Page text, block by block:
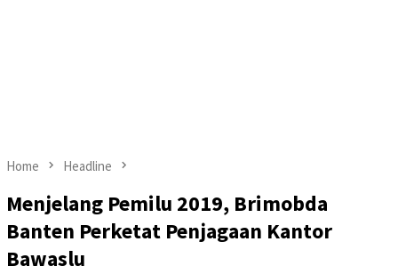
Home Headline
Menjelang Pemilu 2019, Brimobda
Banten Perketat Penjagaan Kantor
Bawaslu